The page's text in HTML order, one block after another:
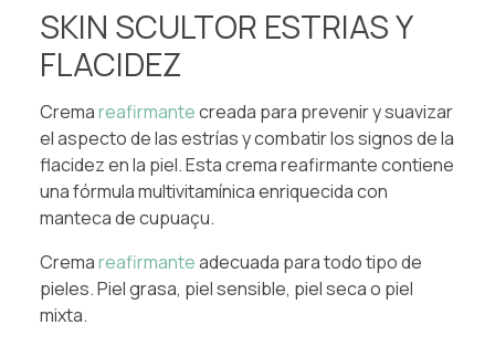
SKIN SCULTOR ESTRIAS Y
FLACIDEZ
Cremareafirmantecreada para prevenir y suavizar
el aspecto de las estrías y combatir los signos de la
flacidez en la piel. Esta crema reafirmante contiene
una fórmula multivitamínica enriquecida con
manteca de cupuaçu.
Cremareafirmanteadecuada para todo tipo de
pieles. Piel grasa, piel sensible, piel seca o piel
mixta.